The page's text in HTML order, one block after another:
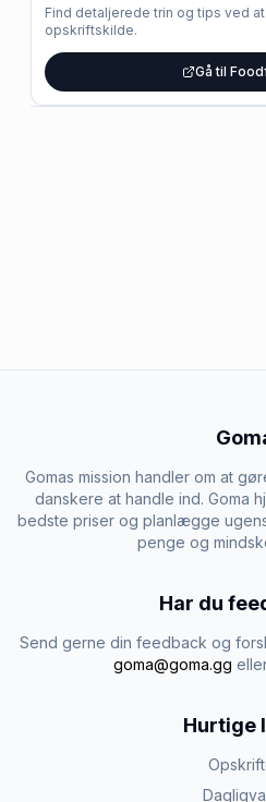
Find detaljerede trin og tips ved
opskriftskilde.
Gå til
Gomas mission handler om at
danskere at handle ind. Goma
bedste priser og planlægge
penge og
Har du
Send gerne din feedback og
goma@goma.gg
Hurtige